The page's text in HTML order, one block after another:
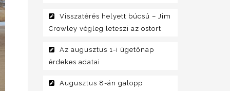
Visszatérés helyett búcsú – Jim
Crowley végleg leteszi az ostort
Az augusztus 1-i ügetőnap
érdekes adatai
Augusztus 8-án galopp